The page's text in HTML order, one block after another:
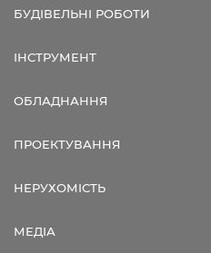
БУДІВЕЛЬНІ РОБОТИ
ІНСТРУМЕНТ
ОБЛАДНАННЯ
ПРОЕКТУВАННЯ
НЕРУХОМІСТЬ
МЕДІА